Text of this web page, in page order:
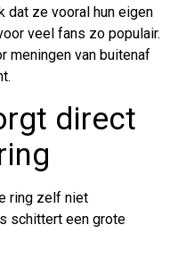
dat ze vooral hun eigen
veel fans zo populair.
meningen van buitenaf
direct
ring zelf niet
schittert een grote